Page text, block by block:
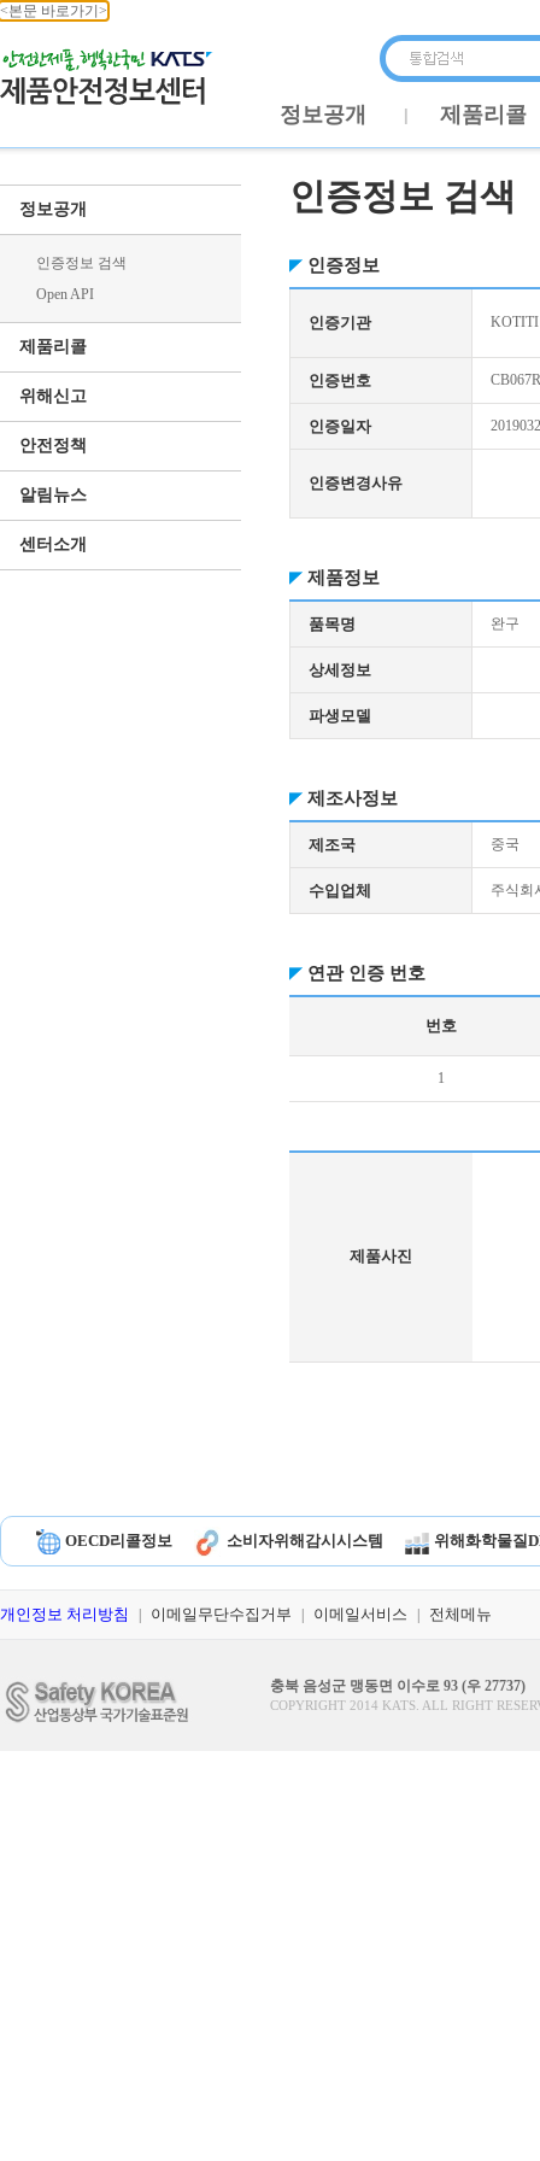
<본문 바로가기>
정보공개 제품리콜
정보공개
인증정보 검색
Open API
제품리콜
위해신고
안전정책
알림뉴스
센터소개
인증정보 검색
인증정보
인증기관
인증번호
인증일자
인증변경사유
제품정보
품목명 완구
상세정보
파생모델
제조사정보
제조국 중국
수입업체 주식회
연관 인증 번호
번호
1
제품사진
OECD리콜정보 소비자위해감시시스템 위해화학물질
개인정보 처리방침 이메일무단수집거부 이메일서비스 전체메뉴
충북 음성군 맹동면 이수로 93 (우 27737)
COPYRIGHT 2014 KATS. ALL RIGHT